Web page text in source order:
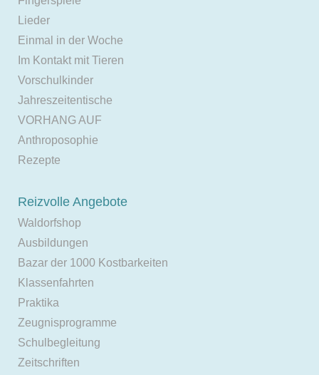
Lieder
Einmal in der Woche
Im Kontakt mit Tieren
Vorschulkinder
Jahreszeitentische
VORHANG AUF
Anthroposophie
Rezepte
Reizvolle Angebote
Waldorfshop
Ausbildungen
Bazar der 1000 Kostbarkeiten
Klassenfahrten
Praktika
Zeugnisprogramme
Schulbegleitung
Zeitschriften